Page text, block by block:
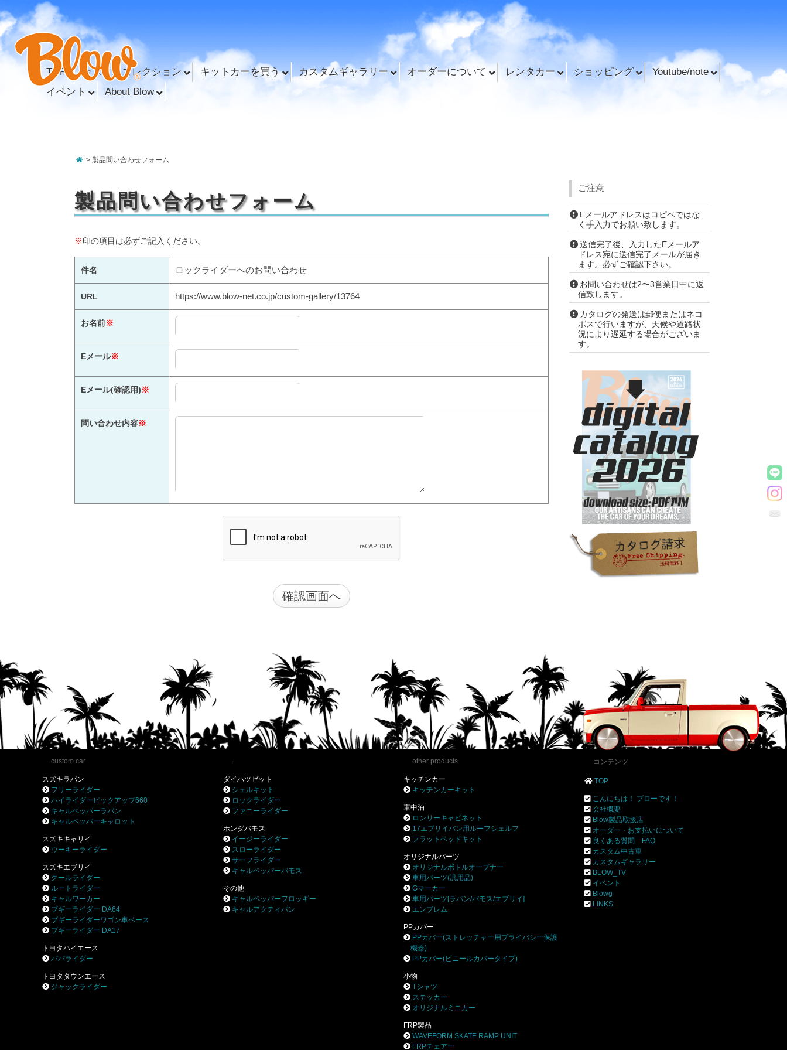
TOP カスタムコレクション キットカーを買う カスタムギャラリー オーダーについて レンタカー ショッピング
Youtube/note
イベント
About Blow
> 製品問い合わせフォーム
製品問い合わせフォーム
※印の項目は必ずご記入ください。
件名 ロックライダーへのお問い合わせ
URL https://www.blow-net.co.jp/custom-gallery/13764
お名前※
Eメール※
Eメール(確認用)※
問い合わせ内容※
ご注意
Eメールアドレスはコピペではな
く手入力でお願い致します。
送信完了後、入力したEメールア
ドレス宛に送信完了メールが届き
ます。必ずご確認下さい。
お問い合わせは2〜3営業日中に返
信致します。
カタログの発送は郵便またはネコ
ポスで行いますが、天候や道路状
況により遅延する場合がございま
す。
custom car
スズキラパン
フリーライダー
ハイライダーピックアップ660
キャルペッパーラパン
キャルペッパーキャロット
スズキキャリイ
ウーキーライダー
スズキエブリイ
クールライダー
ルートライダー
キャルワーカー
ブギーライダー DA64
ブギーライダーワゴン車ベース
ブギーライダー DA17
トヨタハイエース
パパライダー
トヨタタウンエース
ジャックライダー
.
ダイハツゼット
シェルキット
ロックライダー
ファニーライダー
ホンダバモス
イージーライダー
スローライダー
サーフライダー
キャルペッパーバモス
その他
キャルペッパーフロッギー
キャルアクティバン
other products
キッチンカー
キッチンカーキット
車中泊
ロンリーキャビネット
17エブリイバン用ルーフシェルフ
フラットベッドキット
オリジナルパーツ
オリジナルボトルオープナー
車用パーツ(汎用品)
Gマーカー
車用パーツ[ラパン/バモス/エブリイ]
エンブレム
PPカバー
PPカバー(ストレッチャー用プライバシー保護
機器)
PPカバー(ビニールカバータイプ)
小物
Tシャツ
ステッカー
オリジナルミニカー
FRP製品
WAVEFORM SKATE RAMP UNIT
FRPチェアー
コンテンツ
TOP
こんにちは！ ブローです！
会社概要
Blow製品取扱店
オーダー・お支払いについて
良くある質問 FAQ
カスタム中古車
カスタムギャラリー
BLOW_TV
イベント
Blowg
LINKS